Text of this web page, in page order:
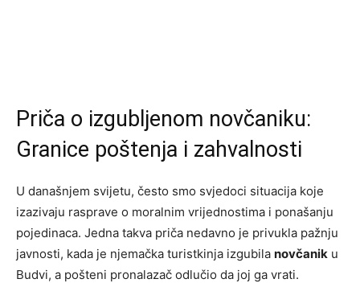
Priča o izgubljenom novčaniku:
Granice poštenja i zahvalnosti
U današnjem svijetu, često smo svjedoci situacija koje
izazivaju rasprave o moralnim vrijednostima i ponašanju
pojedinaca. Jedna takva priča nedavno je privukla pažnju
javnosti, kada je njemačka turistkinja izgubila novčanik u
Budvi, a pošteni pronalazač odlučio da joj ga vrati.